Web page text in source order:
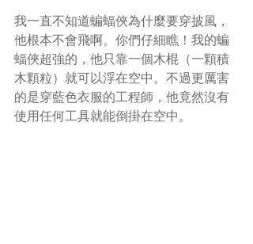
我一直不知道蝙蝠俠為什麼要穿披風，
他根本不會飛啊。你們仔細瞧！我的蝙
蝠俠超強的，他只靠一個木棍（一顆積
木顆粒）就可以浮在空中。不過更厲害
的是穿藍色衣服的工程師，他竟然沒有
使用任何工具就能倒掛在空中。